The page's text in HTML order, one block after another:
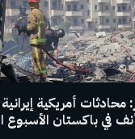
محادثات أمريكية
في باكستان الأسبوع